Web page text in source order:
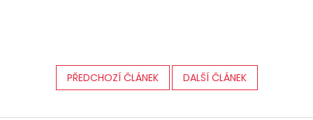
PŘEDCHOZÍ ČLÁNEK DALŠÍ ČLÁNEK